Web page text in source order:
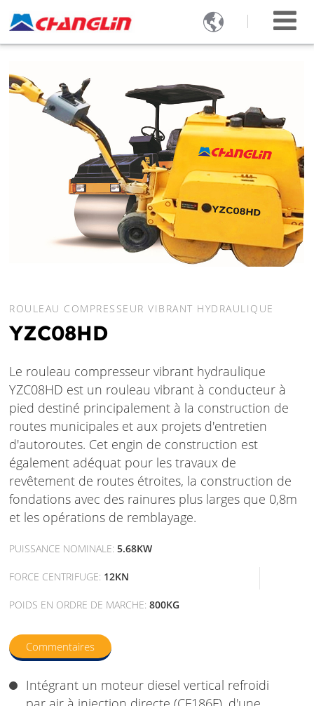

ROULEAU COMPRESSEUR VIBRANT HYDRAULIQUE
YZC08HD
Le rouleau compresseur vibrant hydraulique
YZC08HD est un rouleau vibrant à conducteur à
pied destiné principalement à la construction de
routes municipales et aux projets d'entretien
d'autoroutes. Cet engin de construction est
également adéquat pour les travaux de
revêtement de routes étroites, la construction de
fondations avec des rainures plus larges que 0,8m
et les opérations de remblayage.
PUISSANCE NOMINALE:5.68KW
FORCE CENTRIFUGE: 12KN
POIDS EN ORDRE DE MARCHE:800KG
Commentaires
Intégrant un moteur diesel vertical refroidi